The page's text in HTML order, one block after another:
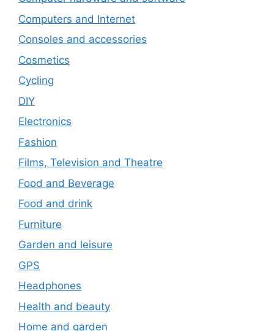
Computers and Internet
Consoles and accessories
Cosmetics
Cycling
DIY
Electronics
Fashion
Films, Television and Theatre
Food and Beverage
Food and drink
Furniture
Garden and leisure
GPS
Headphones
Health and beauty
Home and garden